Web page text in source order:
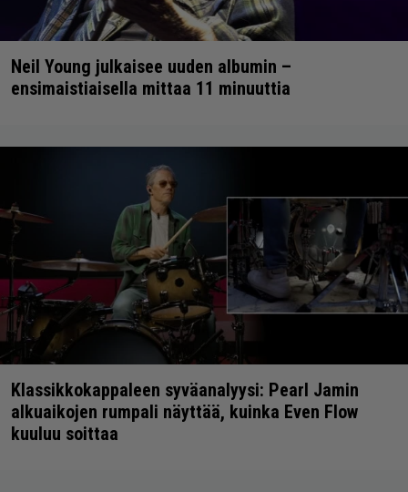
Neil Young julkaisee uuden albumin –
ensimaistiaisella mittaa 11 minuuttia
Klassikkokappaleen syväanalyysi: Pearl Jamin
alkuaikojen rumpali näyttää, kuinka Even Flow
kuuluu soittaa